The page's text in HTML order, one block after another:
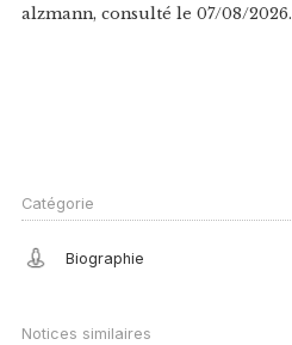
alzmann, consulté le 07/08/2026.
Catégorie
Biographie
Notices similaires